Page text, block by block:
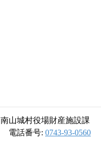
南山城村役場財産施設課
電話番号: 0743-93-0560